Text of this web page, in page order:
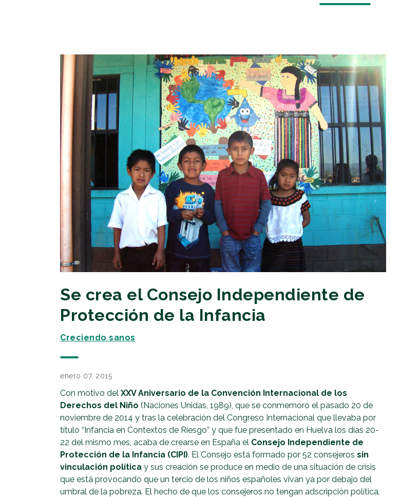
EMPRESAS SOLIDARIAS
TESTAMENTO SOLIDARIO
Se crea el Consejo Independiente de
Protección de la Infancia
Creciendo sanos
enero 07, 2015
Con motivo del XXV Aniversario de la Convención Internacional de los
Derechos del Niño (Naciones Unidas, 1989), que se conmemoró el pasado 20 de
noviembre de 2014 y tras la celebración del Congreso Internacional que llevaba por
título “Infancia en Contextos de Riesgo” y que fue presentado en Huelva los días 20-
22 del mismo mes, acaba de crearse en España el Consejo Independiente de
Protección de la Infancia (CIPI). El Consejo está formado por 52 consejeros sin
vinculación política y sus creación se produce en medio de una situación de crisis
que está provocando que un tercio de los niños españoles vivan ya por debajo del
umbral de la pobreza. El hecho de que los consejeros no tengan adscripción política,